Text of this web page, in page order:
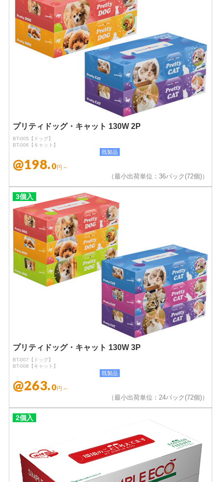
プリティドッグ・キャット 130W 2P
BT-005【ドッグ】
BT-006【キャット】
既製品
@198.0円～
（最小出荷単位：36パック(72個)）
3個入
プリティドッグ・キャット 130W 3P
BT-007【ドッグ】
BT-008【キャット】
既製品
@263.0円～
（最小出荷単位：24パック(72個)）
2個入